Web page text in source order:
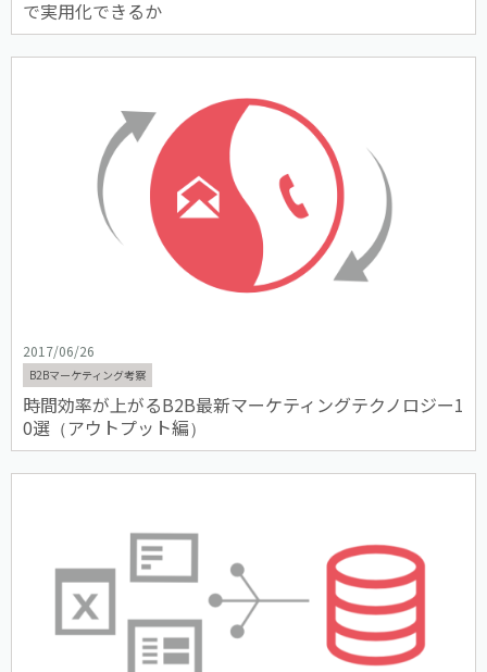
で実用化できるか
2017/06/26
B2Bマーケティング考察
時間効率が上がるB2B最新マーケティングテクノロジー1
0選（アウトプット編）